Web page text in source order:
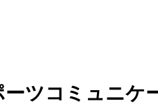
ツコミュニケ